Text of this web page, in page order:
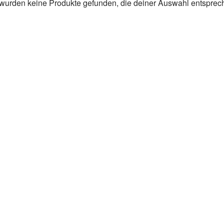
keine Produkte gefunden, die deiner Auswahl